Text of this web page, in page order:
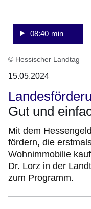
08:40 min
© Hessischer Landtag
15.05.2024
Gut und
Mit dem
fördern, die
Wohnimmobilie
Dr. Lorz in der
zum Programm.